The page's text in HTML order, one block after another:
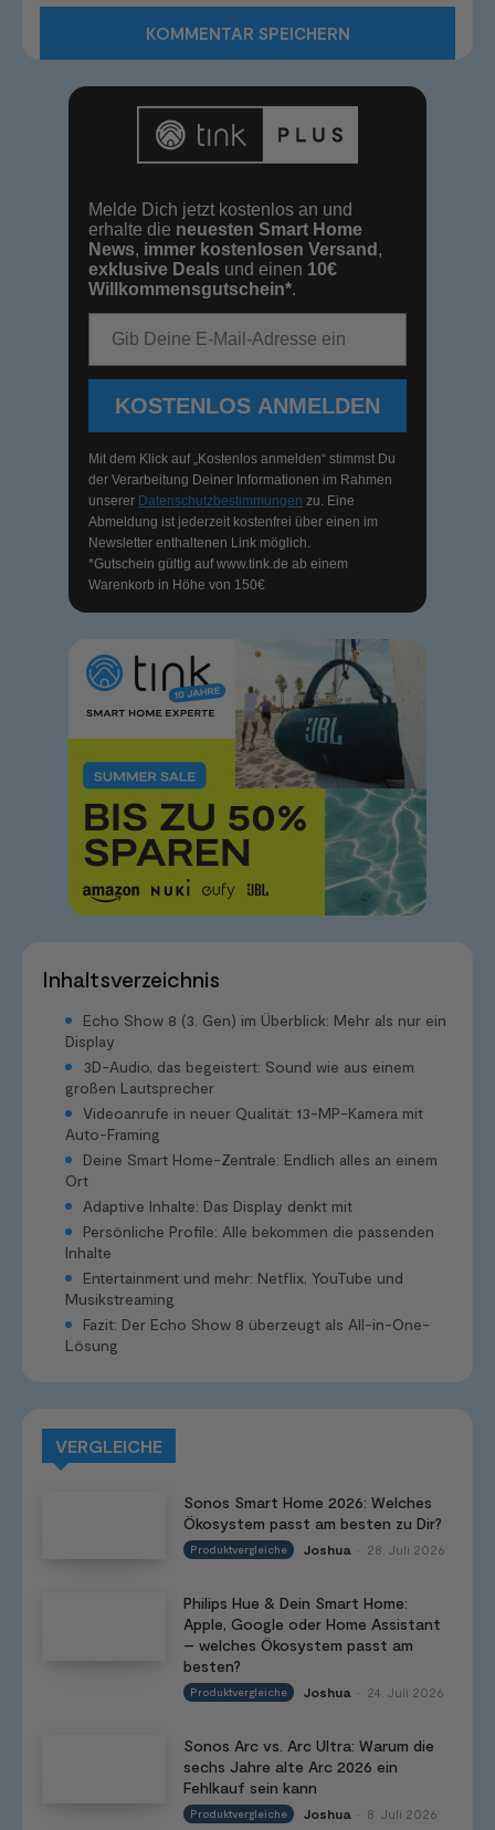
Melde Dich jetzt kostenlos an und
erhalte die neuesten Smart Home
News, immer kostenlosen Versand ,
exklusive Deals und einen 10€
Willkommensgutschein*.
KOSTENLOS ANMELDEN
Mit dem Klick auf „Kostenlos anmelden“ stimmst Du
der Verarbeitung Deiner Informationen im Rahmen
unserer Datenschutzbestimmungen zu. Eine
Abmeldung ist jederzeit kostenfrei über einen im
Newsletter enthaltenen Link möglich.
*Gutschein gültig aufwww.tink.de ab einem
Warenkorb in Höhe von 150€
Inhaltsverzeichnis
Echo Show 8 (3. Gen) im Überblick: Mehr als nur ein
Display
3D-Audio, das begeistert: Sound wie aus einem
großen Lautsprecher
Videoanrufe in neuer Qualität: 13-MP-Kamera mit
Auto-Framing
Deine Smart Home-Zentrale: Endlich alles an einem
Ort
Adaptive Inhalte: Das Display denkt mit
Persönliche Profile: Alle bekommen die passenden
Inhalte
Entertainment und mehr: Netflix, YouTube und
Musikstreaming
Fazit: Der Echo Show 8 überzeugt als All-in-One-
Lösung
VERGLEICHE
Sonos Smart Home 2026: Welches
Ökosystem passt am besten zu Dir?
Produktvergleiche Joshua 28. Juli 2026
Philips Hue & Dein Smart Home:
Apple, Google oder Home Assistant
– welches Ökosystem passt am
besten?
Produktvergleiche Joshua 24. Juli 2026
Sonos Arc vs. Arc Ultra: Warum die
sechs Jahre alte Arc 2026 ein
Fehlkauf sein kann
Produktvergleiche Joshua 8. Juli 2026